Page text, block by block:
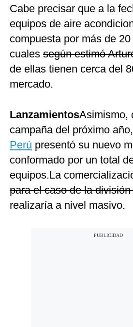
Cabe precisar que a la
equipos de aire
compuesta por más de
cuales según estimó
de ellas tienen cerca del
mercado.
LanzamientosAsimismo,
campaña del próximo año,
Perú presentó su nuevo
conformado por un total
equipos.La
para el caso de la
realizaría a nivel masivo.